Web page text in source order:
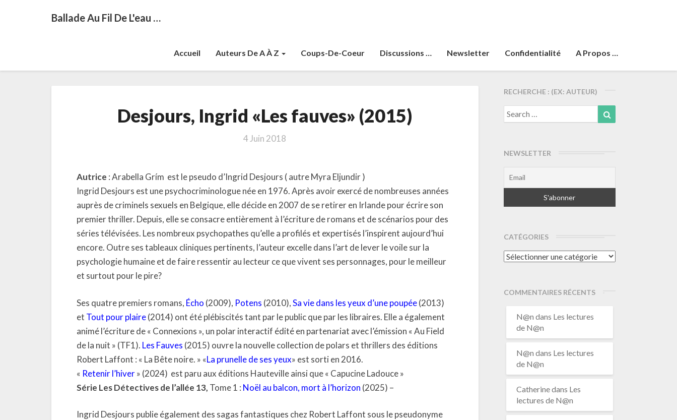
Ballade Au Fil De L'eau …
Accueil Auteurs De A À Z Coups-De-Coeur Discussions … Newsletter Confidentialité A Propos …
Ingrid
fauves»
Desjours, Ingrid «Les fauves» (2015)
4 Juin 2018
Autrice : Arabella Grím est le pseudo d’Ingrid Desjours ( autre Myra Eljundir )
Ingrid Desjours est une psychocriminologue née en 1976. Après avoir exercé de nombreuses années
auprès de criminels sexuels en Belgique, elle décide en 2007 de se retirer en Irlande pour écrire son
premier thriller. Depuis, elle se consacre entièrement à l’écriture de romans et de scénarios pour des
séries télévisées. Les nombreux psychopathes qu’elle a profilés et expertisés l’inspirent aujourd’hui
encore. Outre ses tableaux cliniques pertinents, l’auteur excelle dans l’art de lever le voile sur la
psychologie humaine et de faire ressentir au lecteur ce que vivent ses personnages, pour le meilleur
et surtout pour le pire?
Ses quatre premiers romans, Écho (2009), Potens (2010),Sa vie dans les yeux d’une poupée(2013)
et Tout pour plaire(2014) ont été plébiscités tant par le public que par les libraires. Elle a également
animé l’écriture de « Connexions », un polar interactif édité en partenariat avec l’émission « Au Field
de la nuit » (TF1). Les Fauves (2015) ouvre la nouvelle collection de polars et thrillers des éditions
Robert Laffont : « La Bête noire. » «La prunelle de ses yeux» est sorti en 2016.
« Retenir l’hiver» (2024) est paru aux éditions Hauteville ainsi que « Capucine Ladouce »
Série Les Détectives de l’allée 13, Tome 1 : Noël au balcon, mort à l’horizon (2025) –
Ingrid Desjours publie également des sagas fantastiques chez Robert Laffont sous le pseudonyme
RECHERCHE : (EX: AUTEUR)
Search
for:
NEWSLETTER
CATÉGORIES
Catégories
COMMENTAIRES RÉCENTS
N@n dans Les lectures
de N@n
N@n dans Les lectures
de N@n
Catherinedans Les
lectures de N@n